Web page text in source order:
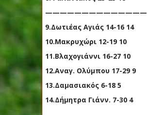
——————————————
9.Δωτιέας Αγιάς 14-16 14
10.Μακρυχώρι 12-19 10
11.Βλαχογιάννι 16-27 10
12.Αναγ. Ολύμπου 17-29 9
13.Δαμασιακός 6-18 5
14.Δήμητρα Γιάνν. 7-30 4